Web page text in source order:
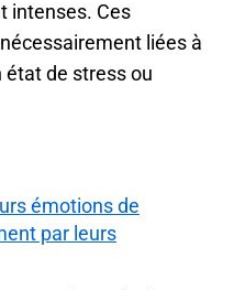
intenses. Ces
liées à
de stress ou
émotions de
par leurs